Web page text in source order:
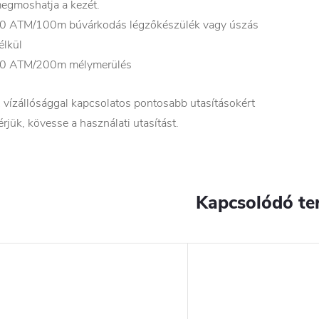
a kezét.
ATM/100m búvárkodás légzőkészülék vagy úszás
ATM/200m mélymerülés
vízállósággal kapcsolatos pontosabb utasításokért
kövesse a használati utasítást.
Kapcsolódó